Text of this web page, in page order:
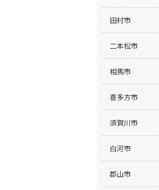
田村市
二本松市
相馬市
喜多方市
須賀川市
白河市
郡山市